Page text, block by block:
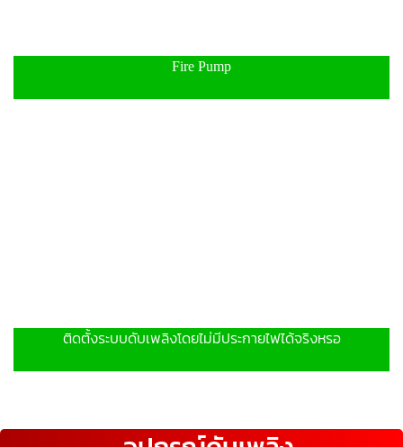
Fire Pump
ติดตั้งระบบดับเพลิงโดยไม่มีประกายไฟได้จริงหรอ